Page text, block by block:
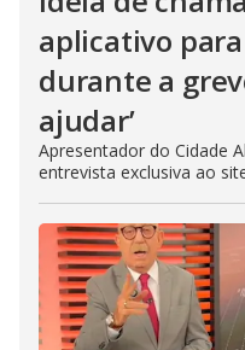
aplicativo
durante a
ajudar’
Apresentador do Cidade
entrevista exclusiva ao